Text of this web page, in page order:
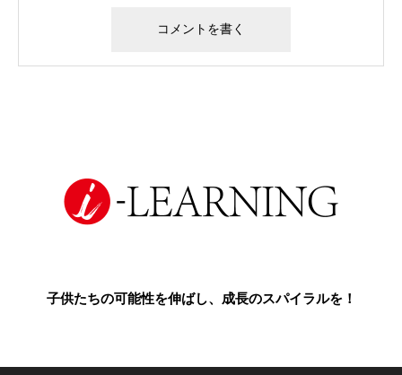
子供たちの可能性を伸ばし、成長のスパイラルを！